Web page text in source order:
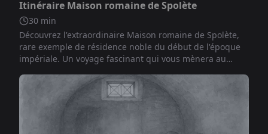
Non inclus
Itinéraire Maison romaine de Spolète
30 min
Découvrez l'extraordinaire Maison romaine de Spolète,
rare exemple de résidence noble du début de l'époque
impériale. Un voyage fascinant qui vous mènera au
citoyen romain, entre espaces représentatifs et lieux
plus intimes, dans l'un des contextes archéologiques les
plus évocateurs de l'Ombrie.